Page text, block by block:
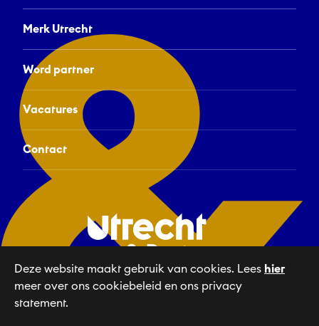
Merk Utrecht
Word partner
Vacatures
Contact
Linkedin
Deze website maakt gebruik van cookies. Lees hier
meer over ons cookiebeleid en ons privacy
statement.